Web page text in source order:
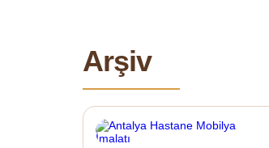
Arşiv